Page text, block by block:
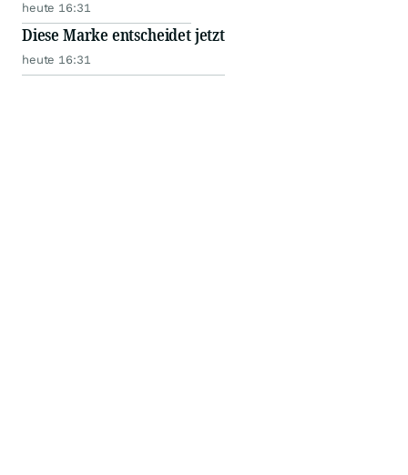
heute 16:31
Diese Marke entscheidet jetzt
heute 16:31